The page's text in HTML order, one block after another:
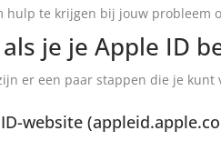
hulp te krijgen bij jouw probleem
je je Apple ID
er een paar stappen die je kunt
website